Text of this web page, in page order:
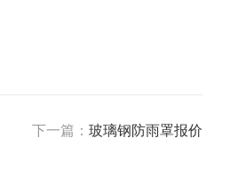
下一篇： 玻璃钢防雨罩报价